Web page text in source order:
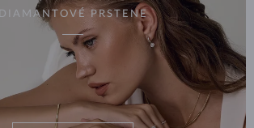
DIAMANTOVÉ PRSTENE